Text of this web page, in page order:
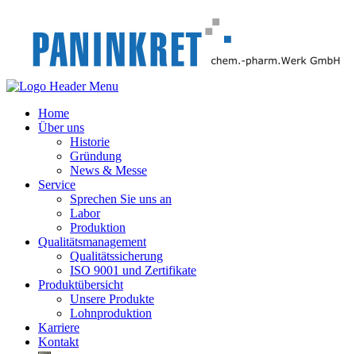
Home
Über uns
Historie
Gründung
News & Messe
Service
Sprechen Sie uns an
Labor
Produktion
Qualitätsmanagement
Qualitätssicherung
ISO 9001 und Zertifikate
Produktübersicht
Unsere Produkte
Lohnproduktion
Karriere
Kontakt